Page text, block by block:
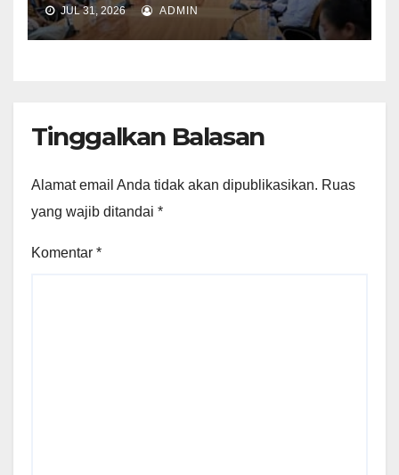
JUL 31, 2026 ADMIN
Tinggalkan Balasan
Alamat email Anda tidak akan dipublikasikan. Ruas
yang wajib ditandai *
Komentar *